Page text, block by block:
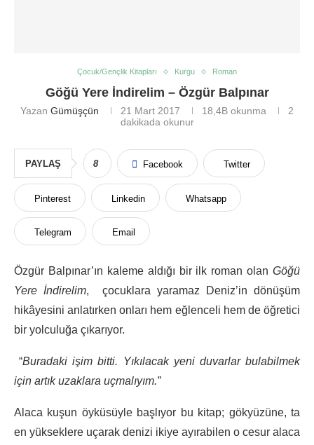
Çocuk/Gençlik Kitapları Kurgu Roman
Göğü Yere İndirelim – Özgür Balpınar
Yazan Gümüşçün 21 Mart 2017 18,4B okunma
2
dakikada okunur
PAYLAŞ 8 Facebook Twitter
Pinterest Linkedin Whatsapp
Telegram Email
Özgür Balpınar’ın kaleme aldığı bir ilk roman olan Göğü
Yere İndirelim, çocuklara yaramaz Deniz’in dönüşüm
hikâyesini anlatırken onları hem eğlenceli hem de öğretici
bir yolculuğa çıkarıyor.
“Buradaki işim bitti. Yıkılacak yeni duvarlar bulabilmek
için artık uzaklara uçmalıyım.”
Alaca kuşun öyküsüyle başlıyor bu kitap; gökyüzüne, ta
en yükseklere uçarak denizi ikiye ayırabilen o cesur alaca